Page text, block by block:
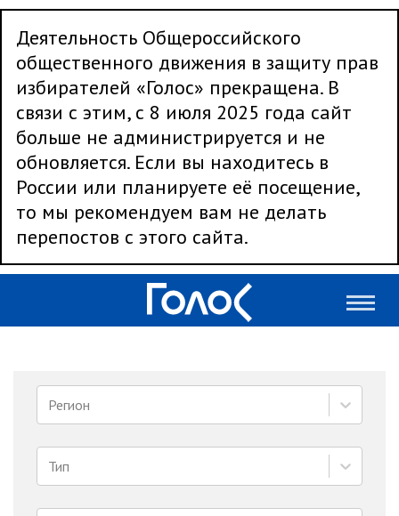
Деятельность Общероссийского
общественного движения в защиту прав
избирателей «Голос» прекращена. В
связи с этим, с 8 июля 2025 года сайт
больше не администрируется и не
обновляется. Если вы находитесь в
России или планируете её посещение,
то мы рекомендуем вам не делать
перепостов с этого сайта.
Регион
Тип